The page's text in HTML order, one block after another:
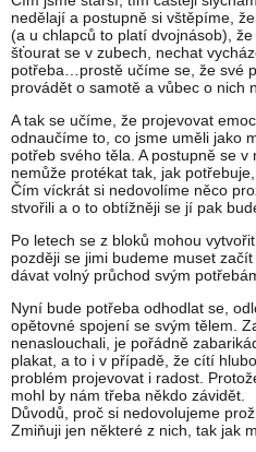
nedělají a postupně si vštěpíme,
(a u chlapců to platí dvojnásob),
šťourat se v zubech, nechat
potřeba…prostě učíme se, že své
provádět o samotě a vůbec o nich
A tak se učíme, že projevovat
odnaučíme to, co jsme uměli jako
potřeb svého těla. A postupně se
nemůže protékat tak, jak
Čím víckrát si nedovolíme něco
stvořili a o to obtížněji se jí pak
Po letech se z bloků mohou
později se jimi budeme muset
dávat volný průchod svým
Nyní bude potřeba odhodlat se,
opětovné spojení se svým tělem.
nenaslouchali, je pořádně
plakat, a to i v případě, že cítí
problém projevovat i radost.
mohl by nám třeba někdo závidět.
Důvodů, proč si nedovolujeme
Zmiňuji jen některé z nich, tak jak